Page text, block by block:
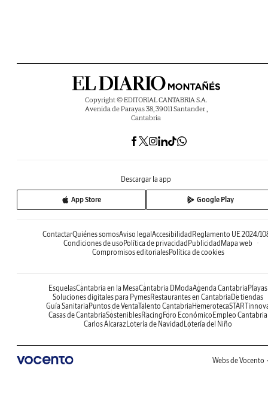
Copyright © EDITORIAL CANTABRIA S.A.
Avenida de Parayas 38, 39011 Santander ,
Cantabria
Descargar la app
App Store Google Play
ContactarQuiénes somosAviso legalAccesibilidadReglamento UE 2024/
Condiciones de usoPolítica de privacidadPublicidadMapa web
Compromisos editorialesPolítica de cookies
EsquelasCantabria en la MesaCantabria DModaAgenda CantabriaPlayas
Soluciones digitales para PymesRestaurantes en CantabriaDe tiendas
Guía SanitariaPuntos de VentaTalento CantabriaHemeroteca
Casas de CantabriaSosteniblesRacingForo EconómicoEmpleo Cantabria
Carlos AlcarazLotería de NavidadLotería del Niño
Webs de Vocento